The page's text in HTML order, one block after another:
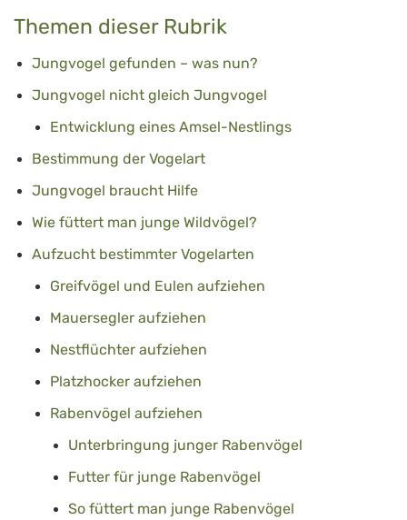
Themen dieser Rubrik
Jungvogel gefunden – was nun?
Jungvogel nicht gleich Jungvogel
Entwicklung eines Amsel-Nestlings
Bestimmung der Vogelart
Jungvogel braucht Hilfe
Wie füttert man junge Wildvögel?
Aufzucht bestimmter Vogelarten
Greifvögel und Eulen aufziehen
Mauersegler aufziehen
Nestflüchter aufziehen
Platzhocker aufziehen
Rabenvögel aufziehen
Unterbringung junger Rabenvögel
Futter für junge Rabenvögel
So füttert man junge Rabenvögel